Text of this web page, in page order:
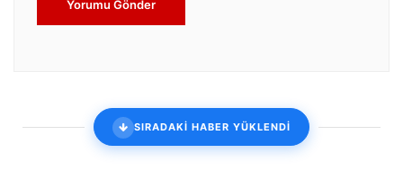
Yorumu Gönder
SIRADAKİ HABER YÜKLENDİ